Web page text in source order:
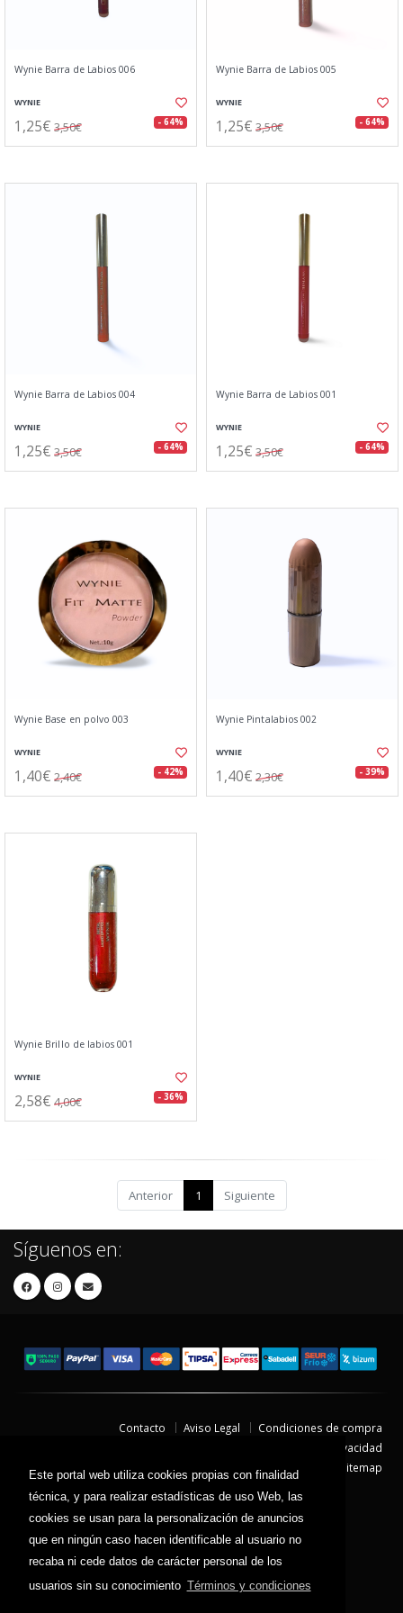
Este portal web utiliza cookies propias con finalidad
técnica, y para realizar estadísticas de uso Web, las
cookies se usan para la personalización de anuncios
que en ningún caso hacen identificable al usuario no
recaba ni cede datos de carácter personal de los
usuarios sin su conocimiento Términos y condiciones
Wynie Barra de Labios 006
WYNIE
1,25€ 3,50€ - 64%
Wynie Barra de Labios 005
WYNIE
1,25€ 3,50€ - 64%
Wynie Barra de Labios 004
WYNIE
1,25€ 3,50€ - 64%
Wynie Barra de Labios 001
WYNIE
1,25€ 3,50€ - 64%
Wynie Base en polvo 003
WYNIE
1,40€ 2,40€ - 42%
Wynie Pintalabios 002
WYNIE
1,40€ 2,30€ - 39%
Wynie Brillo de labios 001
WYNIE
2,58€ 4,00€ - 36%
Anterior 1 Siguiente
Síguenos en:
Contacto Aviso Legal
Condiciones de compra
Política de Privacidad
Política de Cookies
Sitemap
© 2026 - Todos los derechos reservados.